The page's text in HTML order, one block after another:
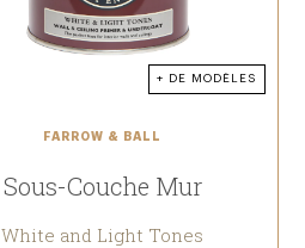
+ DE MODÈLES
FARROW & BALL
Sous-Couche Mur
White and Light Tones